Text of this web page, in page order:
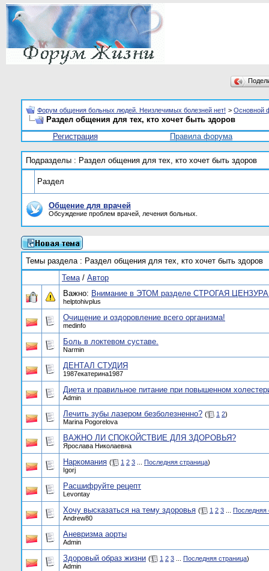
Форум общения больных людей. Неизлечимых болезней нет! > Основной
Раздел общения для тех, кто хочет быть здоров
Регистрация
Правила форума
Подразделы : Раздел общения для тех, кто хочет быть здоров
Раздел
Общение для врачей
Обсуждение проблем врачей, лечения больных.
Темы раздела: Раздел общения для тех, кто хочет быть здоров
Тема/ Автор
Важно: Внимание в ЭТОМ разделе СТРОГАЯ
helptohivplus
Очищение и оздоровление всего организма!
medinfo
Боль в локтевом суставе.
Narmin
ДЕНТАЛ СТУДИЯ
1987екатерина1987
Диета и правильное питание при повышенном
Admin
Лечить зубы лазером безболезненно? ( 1 2)
Marina Pogorelova
ВАЖНО ЛИ СПОКОЙСТВИЕ ДЛЯ ЗДОРОВЬЯ?
Ярослава Николаевна
Наркомания ( 1 2 3 Последняя страница)
Igorj
Расшифруйте рецепт
Levontay
Хочу высказаться на тему здоровья ( 1 2 3
Последняя
Andrew80
Аневризма аорты
Admin
Здоровый образ жизни ( 1 2 3 Последняя страница)
Admin